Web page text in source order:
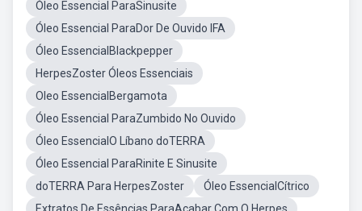
Óleo Essencial ParaSinusite
Óleo Essencial ParaDor De Ouvido IFA
Óleo EssencialBlackpepper
HerpesZoster Óleos Essenciais
Oleo EssencialBergamota
Óleo Essencial ParaZumbido No Ouvido
Óleo EssencialO Líbano doTERRA
Óleo Essencial ParaRinite E Sinusite
doTERRA Para HerpesZoster
Óleo EssencialCítrico